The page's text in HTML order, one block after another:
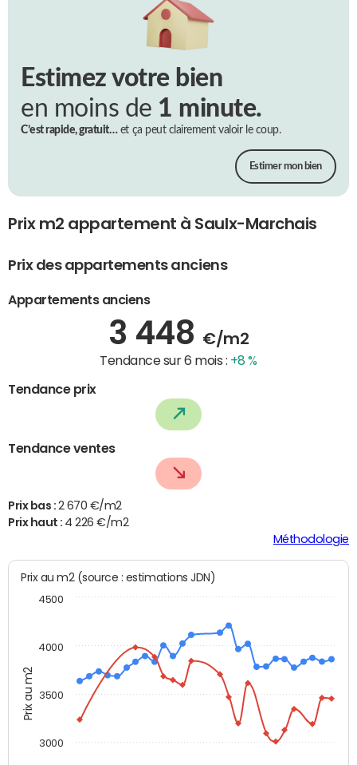
Estimez votre bien
en moins de 1 minute.
C’est rapide, gratuit…et ça peut clairement valoir le coup.
Estimer mon bien
Prix m2 appartement à Saulx-Marchais
Prix des appartements anciens
Appartements anciens
3 448 €/m2
Tendance sur 6 mois : +8 %
Tendance prix
Tendance ventes
Prix bas : 2 670 €/m2
Prix haut : 4 226 €/m2
Méthodologie
Prix au m2
Prix au m2 (source : estimations JDN)
3000
3500
4000
4500